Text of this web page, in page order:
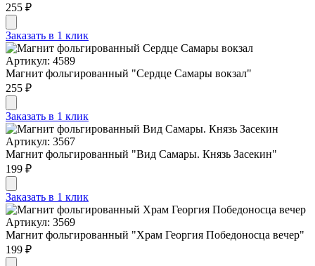
255 ₽
Заказать в 1 клик
Артикул: 4589
Магнит фольгированный "Сердце Самары вокзал"
255 ₽
Заказать в 1 клик
Артикул: 3567
Магнит фольгированный "Вид Самары. Князь Засекин"
199 ₽
Заказать в 1 клик
Артикул: 3569
Магнит фольгированный "Храм Георгия Победоносца вечер"
199 ₽